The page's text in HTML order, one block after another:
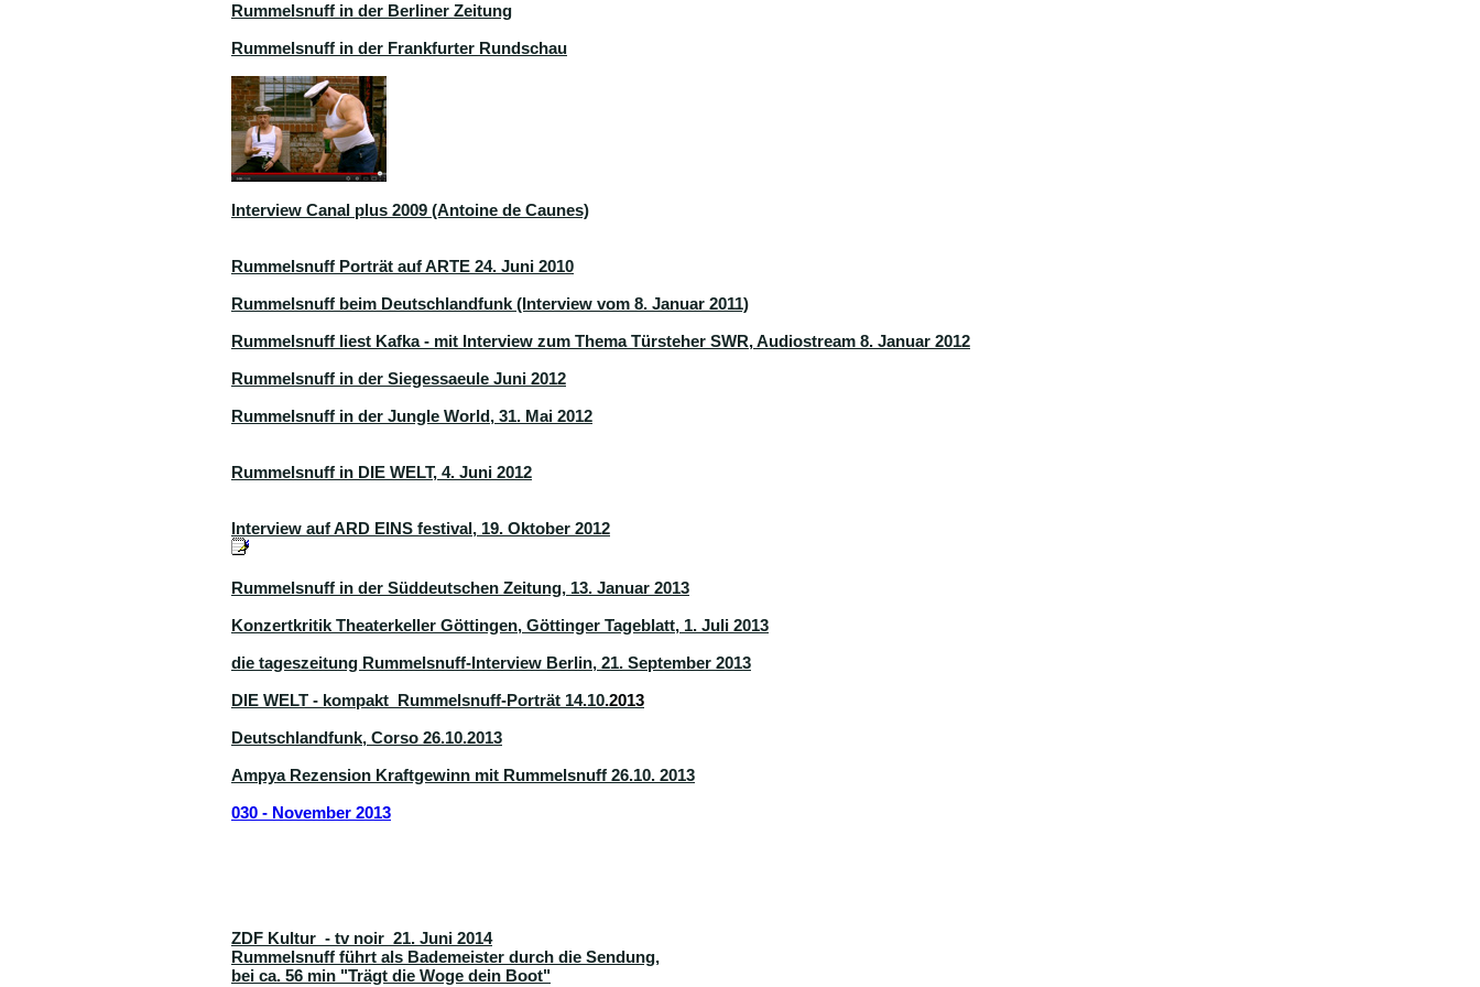
Rummelsnuff in der Berliner Zeitung
Rummelsnuff in der Frankfurter Rundschau
Interview Canal plus 2009 (Antoine de Caunes)
Rummelsnuff Porträt auf ARTE 24. Juni 2010
Rummelsnuff beim Deutschlandfunk (Interview vom 8. Januar 2011)
Rummelsnuff liest Kafka - mit Interview zum Thema Türsteher SWR, Audiostream 8. Januar 2012
Rummelsnuff in der Siegessaeule Juni 2012
Rummelsnuff in der Jungle World, 31. Mai 2012
Rummelsnuff in DIE WELT, 4. Juni 2012
Interview auf ARD EINS festival, 19. Oktober 2012
Rummelsnuff in der Süddeutschen Zeitung, 13. Januar 2013
Konzertkritik Theaterkeller Göttingen, Göttinger Tageblatt, 1. Juli 2013
die tageszeitung Rummelsnuff-Interview Berlin, 21. September 2013
DIE WELT - kompakt Rummelsnuff-Porträt 14.10.2013
Deutschlandfunk, Corso 26.10.2013
Ampya Rezension Kraftgewinn mit Rummelsnuff 26.10. 2013
030 - November 2013
ZDF Kultur - tv noir 21. Juni 2014
Rummelsnuff führt als Bademeister durch die Sendung,
bei ca. 56 min "Trägt die Woge dein Boot"